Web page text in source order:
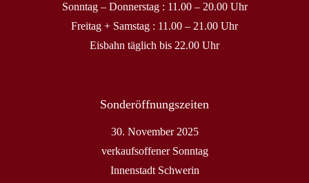
Sonntag – Donnerstag : 11.00 – 20.00 Uhr
Freitag + Samstag : 11.00 – 21.00 Uhr
Eisbahn täglich bis 22.00 Uhr
Sonderöffnungszeiten
30. November 2025
verkaufsoffener Sonntag
Innenstadt Schwerin